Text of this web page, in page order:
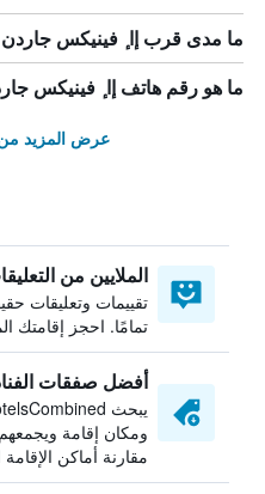
ما مدى قرب إا ٕ فينيكس
ما هو رقم هاتف إا ٕ فينيكس
عرض المزيد من
الملايين من
تقييمات وتعليقات
تمامًا. احجز إقامتك
أفضل صفقات
ومكان إقامة
مقارنة أماكن الإقامة